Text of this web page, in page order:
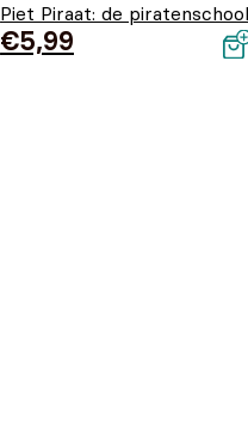
Piet Piraat: de piratenschool
€5,99